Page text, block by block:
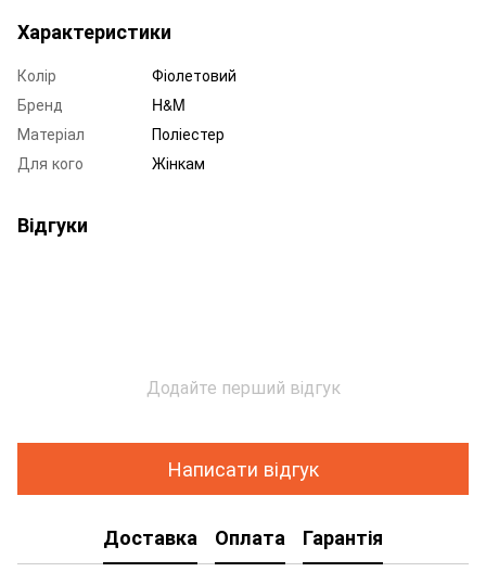
Характеристики
Колір
Фіолетовий
Бренд
H&M
Матеріал
Поліестер
Для кого
Жінкам
Відгуки
Додайте перший відгук
Написати відгук
Доставка Оплата Гарантія